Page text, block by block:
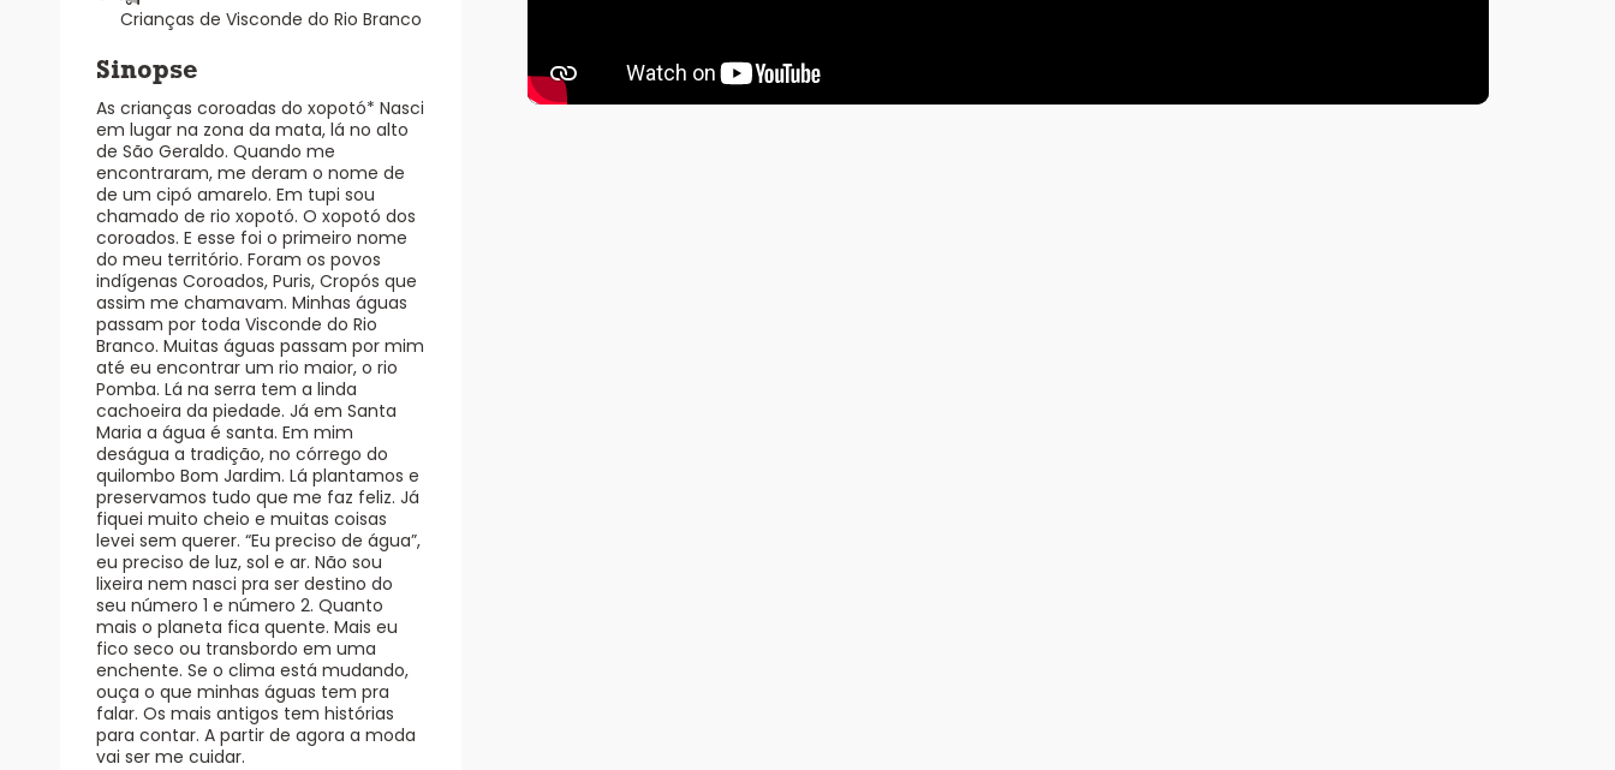
Crianças de Visconde do Rio Branco
Sinopse
As crianças coroadas do xopotó* Nasci
em lugar na zona da mata, lá no alto
de São Geraldo. Quando me
encontraram, me deram o nome de
de um cipó amarelo. Em tupi sou
chamado de rio xopotó. O xopotó dos
coroados. E esse foi o primeiro nome
do meu território. Foram os povos
indígenas Coroados, Puris, Cropós que
assim me chamavam. Minhas águas
passam por toda Visconde do Rio
Branco. Muitas águas passam por mim
até eu encontrar um rio maior, o rio
Pomba. Lá na serra tem a linda
cachoeira da piedade. Já em Santa
Maria a água é santa. Em mim
deságua a tradição, no córrego do
quilombo Bom Jardim. Lá plantamos e
preservamos tudo que me faz feliz. Já
fiquei muito cheio e muitas coisas
levei sem querer. “Eu preciso de água”,
eu preciso de luz, sol e ar. Não sou
lixeira nem nasci pra ser destino do
seu número 1 e número 2. Quanto
mais o planeta fica quente. Mais eu
fico seco ou transbordo em uma
enchente. Se o clima está mudando,
ouça o que minhas águas tem pra
falar. Os mais antigos tem histórias
para contar. A partir de agora a moda
vai ser me cuidar.